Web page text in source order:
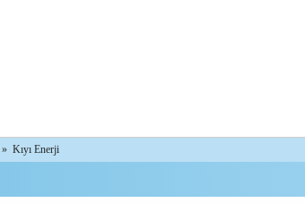
» Kıyı Enerji